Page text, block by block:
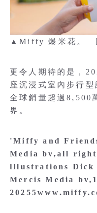
▲Miffy 爆米花。
更令人期待的是，
座沉浸式室內步行
全球銷量超過8,500
界。
'Miffy and
Media bv,all
lllustrations Dick
Mercis Media